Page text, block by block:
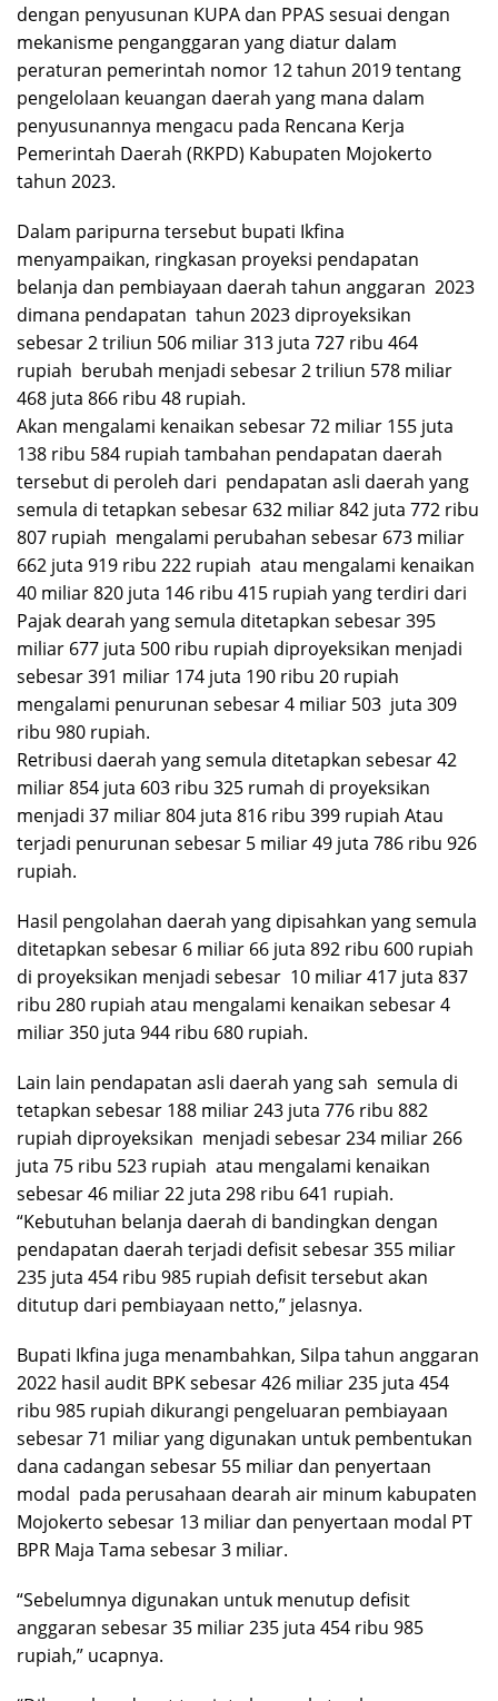
dengan penyusunan KUPA dan PPAS sesuai dengan
mekanisme penganggaran yang diatur dalam
peraturan pemerintah nomor 12 tahun 2019 tentang
pengelolaan keuangan daerah yang mana dalam
penyusunannya mengacu pada Rencana Kerja
Pemerintah Daerah (RKPD) Kabupaten Mojokerto
tahun 2023.
Dalam paripurna tersebut bupati Ikfina
menyampaikan, ringkasan proyeksi pendapatan
belanja dan pembiayaan daerah tahun anggaran 2023
dimana pendapatan tahun 2023 diproyeksikan
sebesar 2 triliun 506 miliar 313 juta 727 ribu 464
rupiah berubah menjadi sebesar 2 triliun 578 miliar
468 juta 866 ribu 48 rupiah.
Akan mengalami kenaikan sebesar 72 miliar 155 juta
138 ribu 584 rupiah tambahan pendapatan daerah
tersebut di peroleh dari pendapatan asli daerah yang
semula di tetapkan sebesar 632 miliar 842 juta 772 ribu
807 rupiah mengalami perubahan sebesar 673 miliar
662 juta 919 ribu 222 rupiah atau mengalami kenaikan
40 miliar 820 juta 146 ribu 415 rupiah yang terdiri dari
Pajak dearah yang semula ditetapkan sebesar 395
miliar 677 juta 500 ribu rupiah diproyeksikan menjadi
sebesar 391 miliar 174 juta 190 ribu 20 rupiah
mengalami penurunan sebesar 4 miliar 503 juta 309
ribu 980 rupiah.
Retribusi daerah yang semula ditetapkan sebesar 42
miliar 854 juta 603 ribu 325 rumah di proyeksikan
menjadi 37 miliar 804 juta 816 ribu 399 rupiah Atau
terjadi penurunan sebesar 5 miliar 49 juta 786 ribu 926
rupiah.
Hasil pengolahan daerah yang dipisahkan yang semula
ditetapkan sebesar 6 miliar 66 juta 892 ribu 600 rupiah
di proyeksikan menjadi sebesar 10 miliar 417 juta 837
ribu 280 rupiah atau mengalami kenaikan sebesar 4
miliar 350 juta 944 ribu 680 rupiah.
Lain lain pendapatan asli daerah yang sah semula di
tetapkan sebesar 188 miliar 243 juta 776 ribu 882
rupiah diproyeksikan menjadi sebesar 234 miliar 266
juta 75 ribu 523 rupiah atau mengalami kenaikan
sebesar 46 miliar 22 juta 298 ribu 641 rupiah.
“Kebutuhan belanja daerah di bandingkan dengan
pendapatan daerah terjadi defisit sebesar 355 miliar
235 juta 454 ribu 985 rupiah defisit tersebut akan
ditutup dari pembiayaan netto,” jelasnya.
Bupati Ikfina juga menambahkan, Silpa tahun anggaran
2022 hasil audit BPK sebesar 426 miliar 235 juta 454
ribu 985 rupiah dikurangi pengeluaran pembiayaan
sebesar 71 miliar yang digunakan untuk pembentukan
dana cadangan sebesar 55 miliar dan penyertaan
modal pada perusahaan dearah air minum kabupaten
Mojokerto sebesar 13 miliar dan penyertaan modal PT
BPR Maja Tama sebesar 3 miliar.
“Sebelumnya digunakan untuk menutup defisit
anggaran sebesar 35 miliar 235 juta 454 ribu 985
rupiah,” ucapnya.